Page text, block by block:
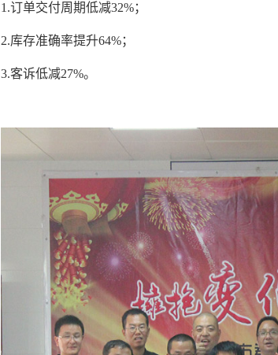
1.订单交付周期低减32%；
2.库存准确率提升64%；
3.客诉低减27%。